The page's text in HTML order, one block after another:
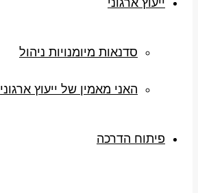
ייעוץ ארגוני
סדנאות מיומנויות ניהול
האני מאמין של ייעוץ ארגוני
פיתוח הדרכה